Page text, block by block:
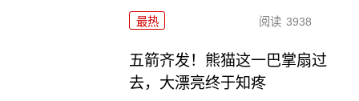
最热 阅读 3938
五箭齐发！熊猫这一巴掌扇过
去，大漂亮终于知疼